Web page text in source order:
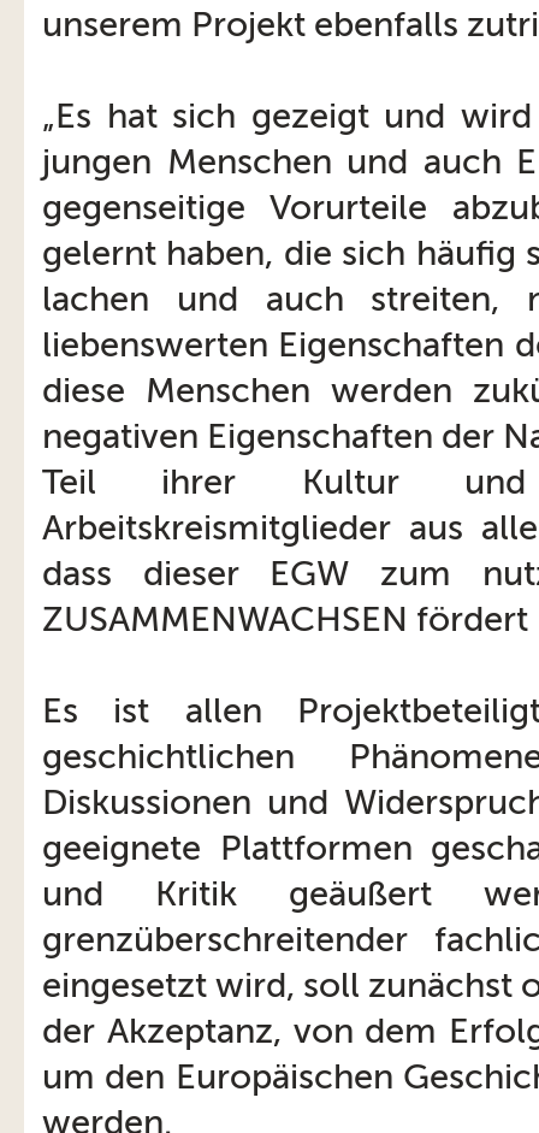
unserem Projekt ebenfalls
„Es hat sich gezeigt und
jungen Menschen und auch
gegenseitige Vorurteile
gelernt haben, die sich häufig
lachen und auch streiten,
liebenswerten Eigenschaften
diese Menschen werden
negativen Eigenschaften der
Teil ihrer Kultur und
Arbeitskreismitglieder aus
dass dieser EGW zum
ZUSAMMENWACHSEN
Es ist allen
geschichtlichen
Diskussionen und
geeignete Plattformen
und Kritik geäußert
grenzüberschreitender
eingesetzt wird, soll zunächst
der Akzeptanz, von dem
um den Europäischen
werden.